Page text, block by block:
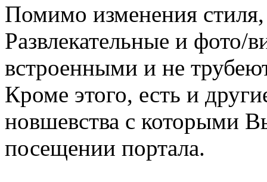
Помимо изменения
Развлекательные и фото/
встроенными и не
Кроме этого, есть и
новшевства с которыми
посещении портала.